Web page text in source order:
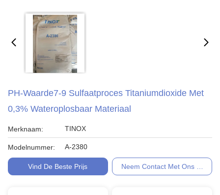
PH-Waarde7-9 Sulfaatproces Titaniumdioxide Met
0,3% Wateroplosbaar Materiaal
Merknaam: TINOX
Modelnummer: A-2380
Vind De Beste Prijs Neem Contact Met Ons Op